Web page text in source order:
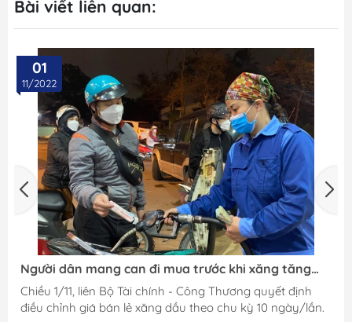
Bài viết liên quan:
dân mang can đi mua trước khi xăng tăng
400 đồng/lít
1/11, liên Bộ Tài chính - Công Thương quyết định
chỉnh giá bán lẻ xăng dầu theo chu kỳ 10 ngày/lần.
Tại